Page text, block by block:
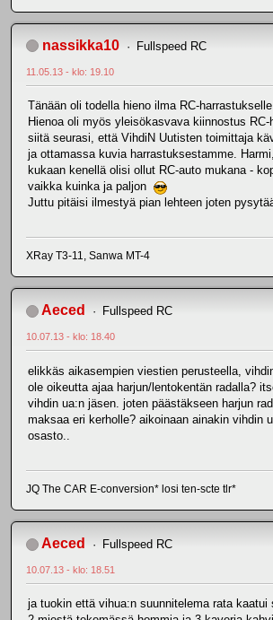
nassikka10 Fullspeed RC
11.05.13 - klo: 19.10
Tänään oli todella hieno ilma RC-
Hienoa oli myös yleisökasvava kiinnostus RC-
siitä seurasi, että VihdiN Uutisten toimittaja
ja ottamassa kuvia harrastuksestamme.
kukaan kenellä olisi ollut RC-auto mukana -
vaikka kuinka ja paljon
Juttu pitäisi ilmestyä pian lehteen joten
XRay T3-11, Sanwa MT-4
Aeced Fullspeed RC
10.07.13 - klo: 18.40
elikkäs aikasempien viestien perusteella,
ole oikeutta ajaa harjun/lentokentän radalla?
vihdin ua:n jäsen. joten päästäkseen harjun
maksaa eri kerholle? aikoinaan ainakin vihdin
osasto..
JQ The CAR E-conversion* losi ten-scte tlr*
Aeced Fullspeed RC
10.07.13 - klo: 18.51
ja tuokin että vihua:n suunnitelema rata kaatui